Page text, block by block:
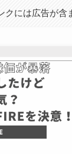
クには広告が含